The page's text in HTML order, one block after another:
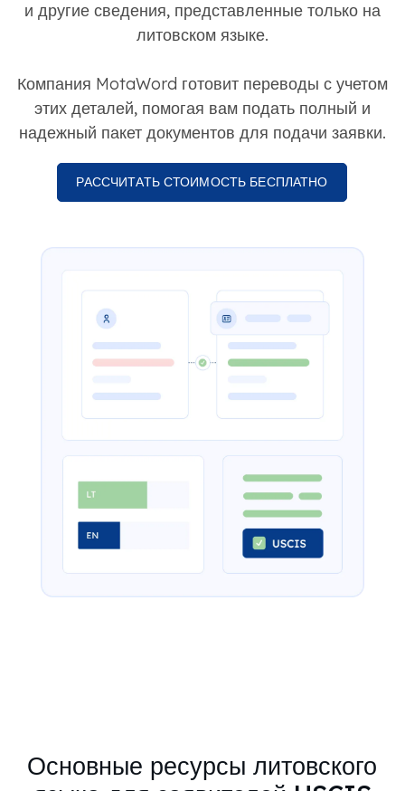
и другие сведения, представленные только на
литовском языке.
Компания MotaWord готовит переводы с учетом
этих деталей, помогая вам подать полный и
надежный пакет документов для подачи заявки.
РАССЧИТАТЬ СТОИМОСТЬ БЕСПЛАТНО
Основные ресурсы литовского